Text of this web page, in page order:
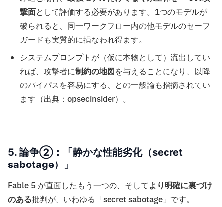
撃面として評価する必要があります。1つのモデルが
破られると、同一ワークフロー内の他モデルのセーフ
ガードも実質的に損なわれ得ます。
システムプロンプトが（仮に本物として）流出してい
れば、攻撃者に制約の地図を与えることになり、以降
のバイパスを容易にする、との一般論も指摘されてい
ます（出典：opsecinsider）。
5. 論争②：「静かな性能劣化（secret
sabotage）」
Fable 5 が直面したもう一つの、そしてより明確に裏づけ
のある批判が、いわゆる「secret sabotage」です。